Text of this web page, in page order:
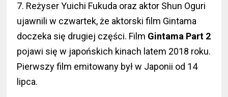
7. Reżyser Yuichi Fukuda oraz aktor Shun Oguri
ujawnili w czwartek, że aktorski film Gintama
doczeka się drugiej części. Film Gintama Part 2
pojawi się w japońskich kinach latem 2018 roku.
Pierwszy film emitowany był w Japonii od 14
lipca.